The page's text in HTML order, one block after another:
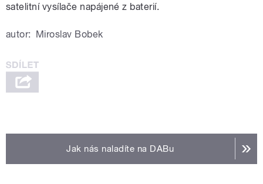
satelitní vysílače napájené z baterií.
autor: Miroslav Bobek
Jak nás naladíte na DABu